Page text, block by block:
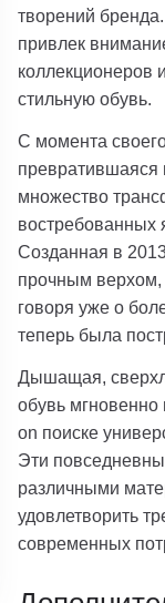
творений
привлек
коллекционеров
стильную обувь.
С момента
превратившаяся
множество
востребованных
Созданная в
прочным верхом,
говоря уже о
теперь была
Дышащая,
обувь мгновенно
on поиске
Эти
различными
удовлетворить
современных